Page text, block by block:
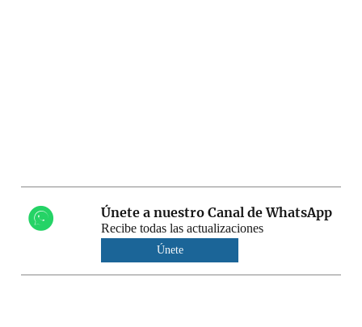
Únete a nuestro Canal de WhatsApp
Recibe todas las actualizaciones
Únete